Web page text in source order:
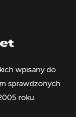
wpisany do
sprawdzonych
roku.